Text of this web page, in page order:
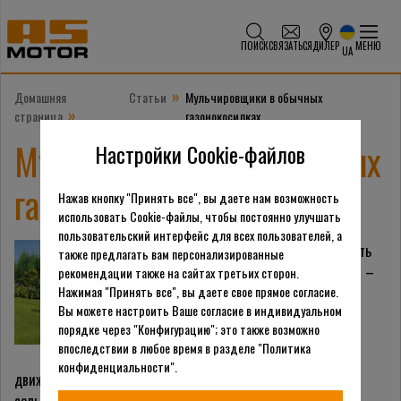
ПОИСКСВЯЗАТЬСЯДИЛЕР UA МЕНЮ
Домашняя
страница »
Статьи » Мульчировщики в обычных
газонокосилках
Мульчировщики в обычных
газонокосилках
В сельском хозяйстве есть
специальные устройства –
мульчировщики, они
являются прицепным
оборудованием для
тракторов. Приводятся в
движение такие системы от вала отбора мощности
Настройки Cookie-файлов
Нажав кнопку "Принять все", вы даете нам возможность
использовать Cookie-файлы, чтобы постоянно улучшать
пользовательский интерфейс для всех пользователей, а
также предлагать вам персонализированные
рекомендации также на сайтах третьих сторон.
Нажимая "Принять все", вы даете свое прямое согласие.
Вы можете настроить Ваше согласие в индивидуальном
порядке через "Конфигурацию"; это также возможно
впоследствии в любое время в разделе "Политика
конфиденциальности".